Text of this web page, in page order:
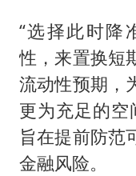
“选择此时降
性，来置换短
流动性预期，
更为充足的空
旨在提前防范
金融风险。